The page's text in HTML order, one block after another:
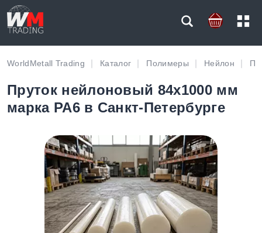
WorldMetall Trading Каталог Полимеры Нейлон
Пруток нейлоновый 84х1000 мм
марка PA6 в Санкт-Петербурге